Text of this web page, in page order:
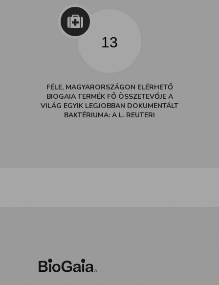
13
FÉLE, MAGYARORSZÁGON ELÉRHETŐ
BIOGAIA TERMÉK FŐ ÖSSZETEVŐJE A
VILÁG EGYIK LEGJOBBAN DOKUMENTÁLT
BAKTÉRIUMA: A L. REUTERI